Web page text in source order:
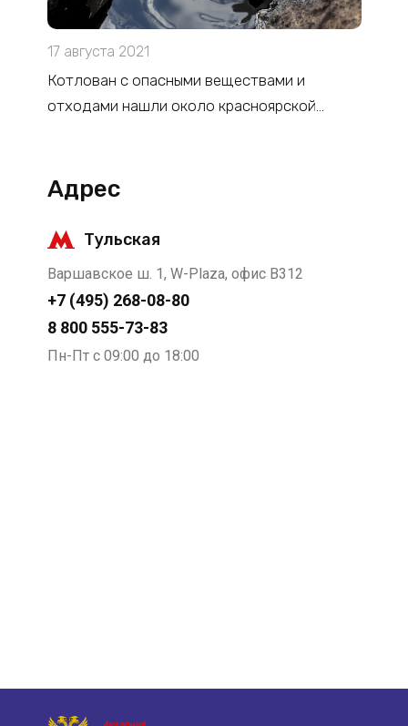
17 августа 2021
Котлован с опасными веществами и
отходами нашли около красноярской
Адрес
Тульская
Варшавское ш. 1, W-Plaza, офис В312
+7 (495) 268-08-80
8 800 555-73-83
Пн-Пт с 09:00 до 18:00